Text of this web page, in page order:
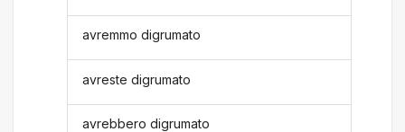
avremmo digrumato
avreste digrumato
avrebbero digrumato